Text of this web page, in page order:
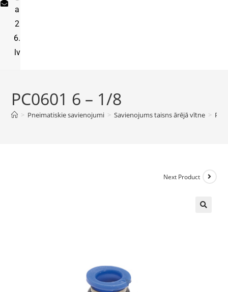
a
2
6.
lv
PC0601 6 – 1/8
> Pneimatiskie savienojumi > Savienojums taisns ārējā vītne >
Next Product